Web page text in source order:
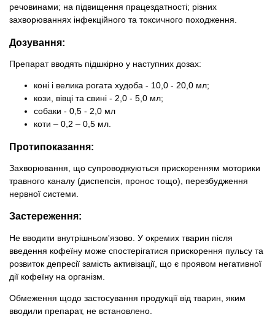
речовинами; на підвищення працездатності; різних
захворюваннях інфекційного та токсичного походження.
Дозування:
Препарат вводять підшкірно у наступних дозах:
коні і велика рогата худоба - 10,0 - 20,0 мл;
кози, вівці та свині - 2,0 - 5,0 мл;
собаки - 0,5 - 2,0 мл
коти – 0,2 – 0,5 мл.
Протипоказання:
Захворювання, що супроводжуються прискоренням моторики
травного каналу (диспепсія, пронос тощо), перезбудження
нервної системи.
Застереження:
Не вводити внутрішньом'язово. У окремих тварин після
введення кофеїну може спостерігатися прискорення пульсу та
розвиток депресії замість активізації, що є проявом негативної
дії кофеїну на організм.
Обмеження щодо застосування продукції від тварин, яким
вводили препарат, не встановлено.